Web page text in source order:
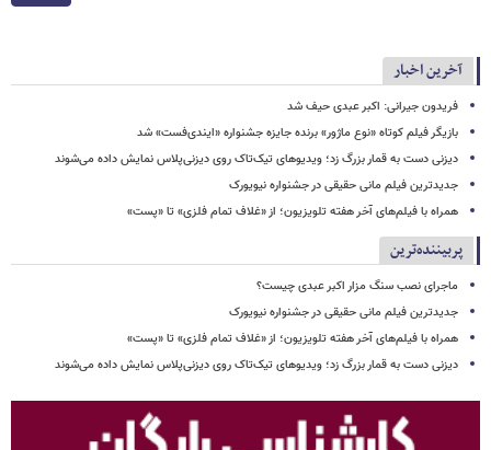
آخرین اخبار
فریدون جیرانی: اکبر عبدی حیف شد
بازیگر فیلم کوتاه «نوع ماژور» برنده جایزه جشنواره «ایندی‌فست» شد
دیزنی دست به قمار بزرگ زد؛ ویدیوهای تیک‌تاک روی دیزنی‌پلاس نمایش داده می‌شوند
جدیدترین فیلم مانی حقیقی در جشنواره نیویورک
همراه با فیلم‌های آخر هفته تلویزیون؛ از «غلاف تمام فلزی» تا «پست»
پربیننده‌ترین
ماجرای نصب سنگ مزار اکبر عبدی چیست؟
جدیدترین فیلم مانی حقیقی در جشنواره نیویورک
همراه با فیلم‌های آخر هفته تلویزیون؛ از «غلاف تمام فلزی» تا «پست»
دیزنی دست به قمار بزرگ زد؛ ویدیوهای تیک‌تاک روی دیزنی‌پلاس نمایش داده می‌شوند